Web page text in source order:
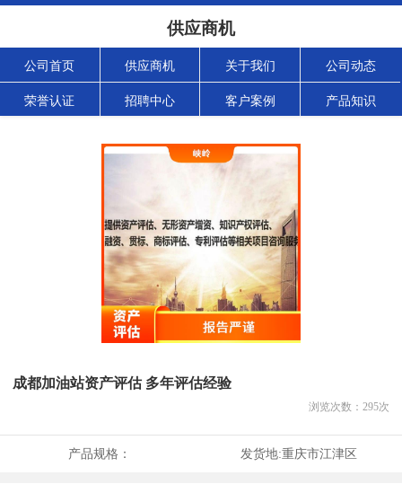
供应商机
公司首页 供应商机 关于我们 公司动态
荣誉认证 招聘中心 客户案例 产品知识
成都加油站资产评估 多年评估经验
浏览次数： 295次
产品规格： 发货地:重庆市江津区